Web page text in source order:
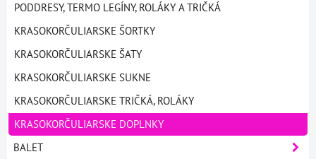
PODDRESY, TERMO LEGÍNY, ROLÁKY A TRIČKÁ
KRASOKORČULIARSKE ŠORTKY
KRASOKORČULIARSKE ŠATY
KRASOKORČULIARSKE SUKNE
KRASOKORČULIARSKE TRIČKÁ, ROLÁKY
KRASOKORČULIARSKE DOPLNKY
BALET